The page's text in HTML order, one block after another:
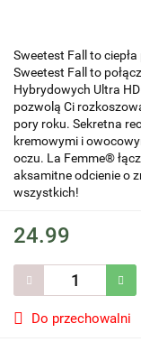
Sweetest Fall to
Sweetest Fall to
Hybrydowych Ultra
pozwolą Ci
pory roku. Sekretna
kremowymi i
oczu. La Femme®
aksamitne odcienie o
wszystkich!
24.99
Do przechowalni